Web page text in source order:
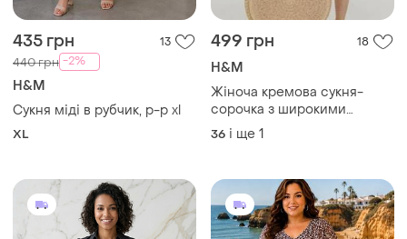
435 грн 13
440 грн -2%
H&M
Сукня міді в рубчик, р-р xl
XL
499 грн 18
H&M
Жіноча кремова сукня-
сорочка з широкими
рукавами h&m
36 і ще 1